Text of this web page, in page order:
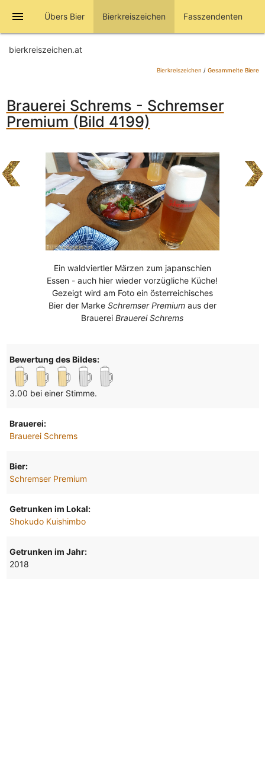
menu Übers Bier Bierkreiszeichen Fasszendenten
bierkreiszeichen.at
Bierkreiszeichen / Gesammelte Biere
Brauerei Schrems - Schremser
Premium (Bild 4199)
Ein waldviertler Märzen zum japanschien
Essen - auch hier wieder vorzügliche Küche!
Gezeigt wird am Foto ein österreichisches
Bier der Marke Schremser Premiumaus der
BrauereiBrauerei Schrems
Bewertung des Bildes:
3.00 bei einer Stimme.
Brauerei:
Brauerei Schrems
Bier:
Schremser Premium
Getrunken im Lokal:
Shokudo Kuishimbo
Getrunken im Jahr:
2018